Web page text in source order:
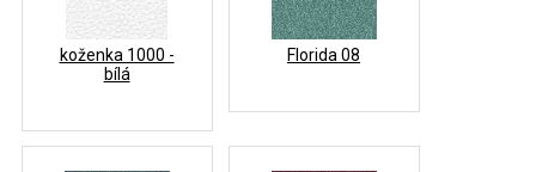
koženka 1000 -
bílá
Florida 08